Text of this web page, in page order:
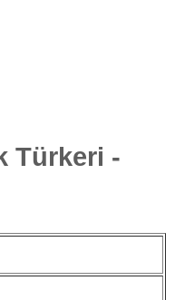
Türkeri -